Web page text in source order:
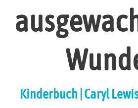
Kinderbuch | Caryl